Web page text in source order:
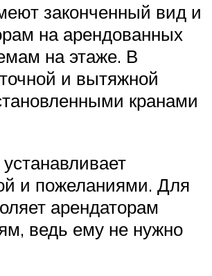
законченный вид и
на арендованных
на этаже. В
и вытяжной
кранами
и пожеланиями. Для
арендаторам
ведь ему не нужно